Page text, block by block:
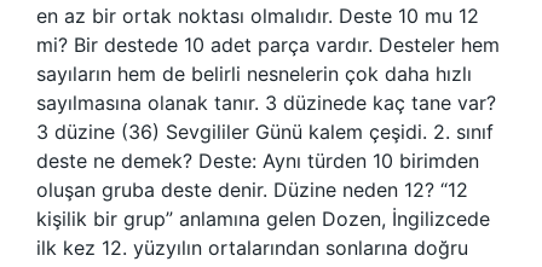
en az bir ortak noktası olmalıdır. Deste 10 mu 12
mi? Bir destede 10 adet parça vardır. Desteler hem
sayıların hem de belirli nesnelerin çok daha hızlı
sayılmasına olanak tanır. 3 düzinede kaç tane var?
3 düzine (36) Sevgililer Günü kalem çeşidi. 2. sınıf
deste ne demek? Deste: Aynı türden 10 birimden
oluşan gruba deste denir. Düzine neden 12? “12
kişilik bir grup” anlamına gelen Dozen, İngilizcede
ilk kez 12. yüzyılın ortalarından sonlarına doğru